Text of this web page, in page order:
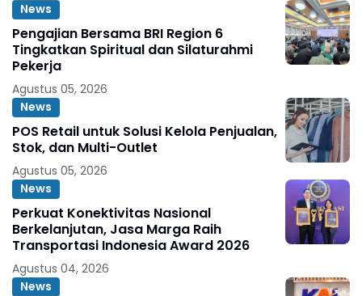
News
Pengajian Bersama BRI Region 6
Tingkatkan Spiritual dan Silaturahmi
Pekerja
Agustus 05, 2026
News
POS Retail untuk Solusi Kelola Penjualan,
Stok, dan Multi-Outlet
Agustus 05, 2026
News
Perkuat Konektivitas Nasional
Berkelanjutan, Jasa Marga Raih
Transportasi Indonesia Award 2026
Agustus 04, 2026
News